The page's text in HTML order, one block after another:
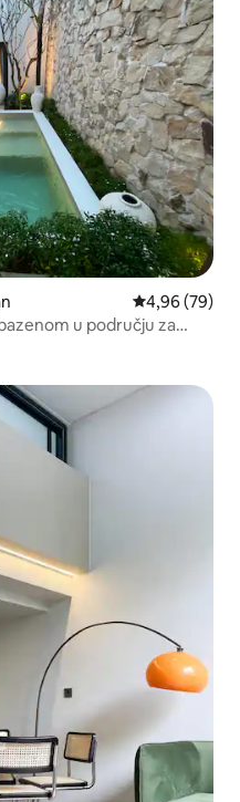
Prosječna
4,96 (79)
u području za